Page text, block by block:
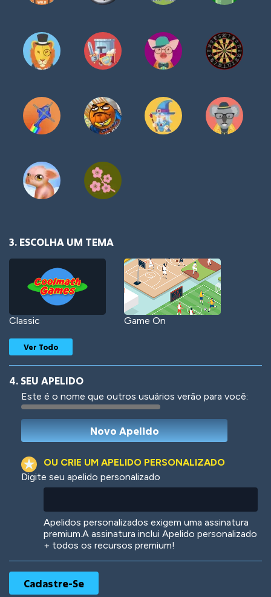
3. ESCOLHA UM TEMA
Classic Game On
Woof Jungle Cats
Ver Todo
4. SEU APELIDO
Este é o nome que outros usuários verão para você:
OU CRIE UM APELIDO PERSONALIZADO
Digite seu apelido personalizado
Apelidos personalizados exigem uma assinatura
premium.A assinatura inclui Apelido personalizado
+ todos os recursos premium!